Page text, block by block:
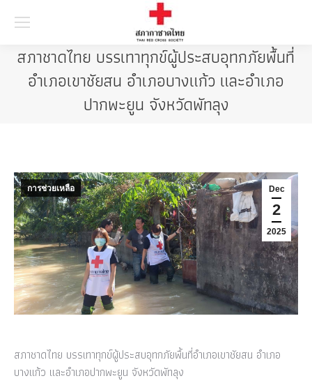
สภาชาดไทย บรรเทาทุกข์ผู้ประสบอุทกภัยพื้นที่
อำเภอเขาชัยสน อำเภอบางแก้ว และอำเภอ
ปากพะยูน จังหวัดพัทลุง
Dec
2
2025
การช่วยเหลือ
สภาชาดไทย บรรเทาทุกข์ผู้ประสบอุทกภัยพื้นที่อำเภอเขาชัยสน อำเภอ
บางแก้ว และอำเภอปากพะยูน จังหวัดพัทลุง